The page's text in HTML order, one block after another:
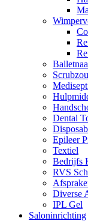
Dental
Epileer
Textiel
Bedrijfs
RVS
Diverse
IPL Gel
Saloninrichting